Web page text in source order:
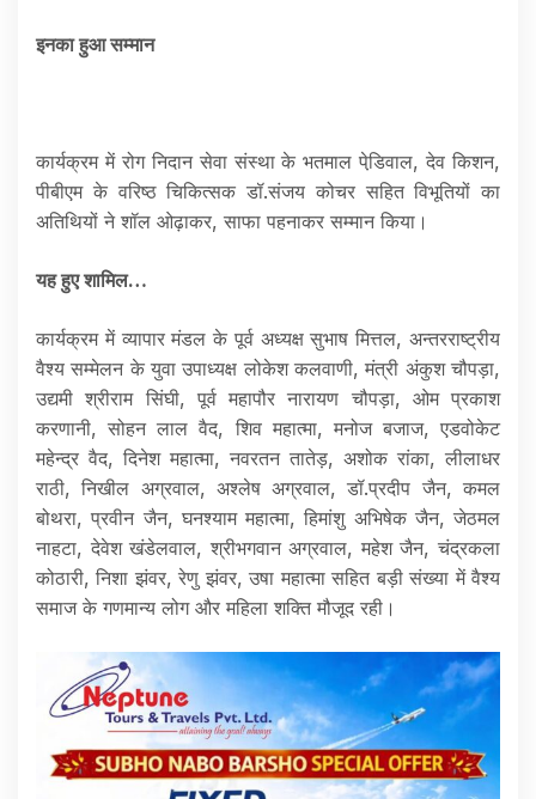
इनका हुआ सम्मान
कार्यक्रम में रोग निदान सेवा संस्था के भतमाल पेडि़वाल, देव किशन,
पीबीएम के वरिष्ठ चिकित्सक डॉ.संजय कोचर सहित विभूतियों का
अतिथियों ने शॉल ओढ़ाकर, साफा पहनाकर सम्मान किया।
यह हुए शामिल…
कार्यक्रम में व्यापार मंडल के पूर्व अध्यक्ष सुभाष मित्तल, अन्तरराष्ट्रीय
वैश्य सम्मेलन के युवा उपाध्यक्ष लोकेश कलवाणी, मंत्री अंकुश चौपड़ा,
उद्यमी श्रीराम सिंघी, पूर्व महापौर नारायण चौपड़ा, ओम प्रकाश
करणानी, सोहन लाल वैद, शिव महात्मा, मनोज बजाज, एडवोकेट
महेन्द्र वैद, दिनेश महात्मा, नवरतन तातेड़, अशोक रांका, लीलाधर
राठी, निखील अग्रवाल, अश्लेष अग्रवाल, डॉ.प्रदीप जैन, कमल
बोथरा, प्रवीन जैन, घनश्याम महात्मा, हिमांशु अभिषेक जैन, जेठमल
नाहटा, देवेश खंडेलवाल, श्रीभगवान अग्रवाल, महेश जैन, चंद्रकला
कोठारी, निशा झंवर, रेणु झंवर, उषा महात्मा सहित बड़ी संख्या में वैश्य
समाज के गणमान्य लोग और महिला शक्ति मौजूद रही।